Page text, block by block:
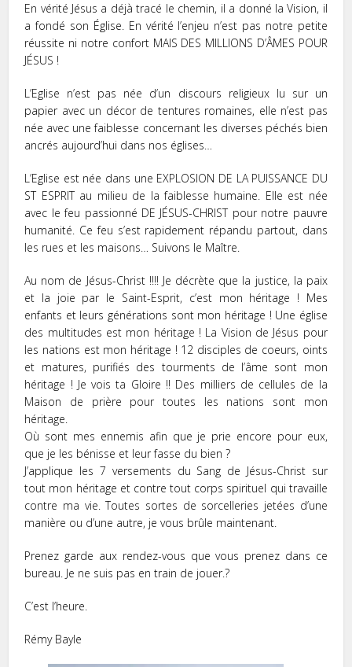
En vérité Jésus a déjà tracé le chemin, il a donné la Vision, il
a fondé son Église. En vérité l’enjeu n’est pas notre petite
réussite ni notre confort MAIS DES MILLIONS D’ÂMES POUR
JÉSUS !
L’Eglise n’est pas née d’un discours religieux lu sur un
papier avec un décor de tentures romaines, elle n’est pas
née avec une faiblesse concernant les diverses péchés bien
ancrés aujourd’hui dans nos églises…
L’Eglise est née dans une EXPLOSION DE LA PUISSANCE DU
ST ESPRIT au milieu de la faiblesse humaine. Elle est née
avec le feu passionné DE JÉSUS-CHRIST pour notre pauvre
humanité. Ce feu s’est rapidement répandu partout, dans
les rues et les maisons… Suivons le Maître.
Au nom de Jésus-Christ !!!! Je décrète que la justice, la paix
et la joie par le Saint-Esprit, c’est mon héritage ! Mes
enfants et leurs générations sont mon héritage ! Une église
des multitudes est mon héritage ! La Vision de Jésus pour
les nations est mon héritage ! 12 disciples de coeurs, oints
et matures, purifiés des tourments de l’âme sont mon
héritage ! Je vois ta Gloire !! Des milliers de cellules de la
Maison de prière pour toutes les nations sont mon
héritage.
Où sont mes ennemis afin que je prie encore pour eux,
que je les bénisse et leur fasse du bien ?
J’applique les 7 versements du Sang de Jésus-Christ sur
tout mon héritage et contre tout corps spirituel qui travaille
contre ma vie. Toutes sortes de sorcelleries jetées d’une
manière ou d’une autre, je vous brûle maintenant.
Prenez garde aux rendez-vous que vous prenez dans ce
bureau. Je ne suis pas en train de jouer.?
C’est l’heure.
Rémy Bayle